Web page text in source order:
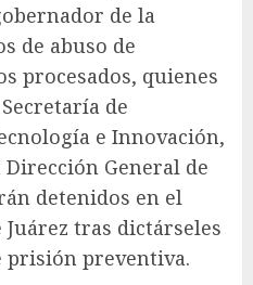
de la
de abuso de
procesados, quienes
de
e Innovación,
General de
detenidos en el
tras dictárseles
prisión preventiva.